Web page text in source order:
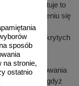
sposób
na stronie,
ostatnio
(gwarantuje to
marszczeniu się
w odkrytych
oznakowania
ostrożność, gdyż